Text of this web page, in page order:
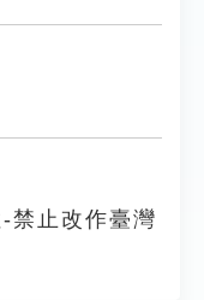
禁止改作臺灣